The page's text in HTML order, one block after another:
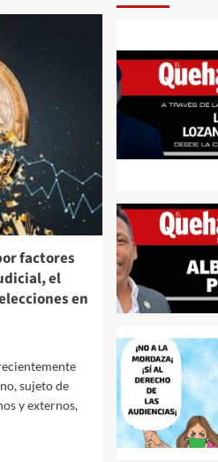
factores
el
en
sujeto de
y externos,